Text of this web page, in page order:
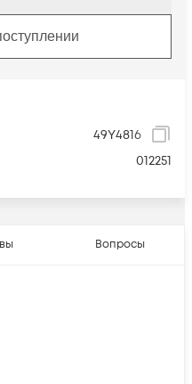
49Y4816
012251
Вопросы